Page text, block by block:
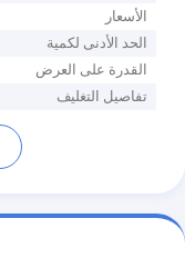
الأسعار
الحد الأدنى لكمية
القدرة على العرض
تفاصيل التغليف